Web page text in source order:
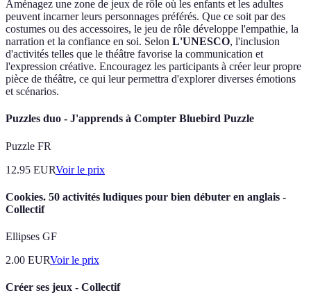
Aménagez une zone de jeux de rôle où les enfants et les adultes
peuvent incarner leurs personnages préférés. Que ce soit par des
costumes ou des accessoires, le jeu de rôle développe l'empathie, la
narration et la confiance en soi. Selon L'UNESCO, l'inclusion
d'activités telles que le théâtre favorise la communication et
l'expression créative. Encouragez les participants à créer leur propre
pièce de théâtre, ce qui leur permettra d'explorer diverses émotions
et scénarios.
Puzzles duo - J'apprends à Compter Bluebird Puzzle
Puzzle FR
12.95 EURVoir le prix
Cookies. 50 activités ludiques pour bien débuter en anglais -
Collectif
Ellipses GF
2.00 EURVoir le prix
Créer ses jeux - Collectif